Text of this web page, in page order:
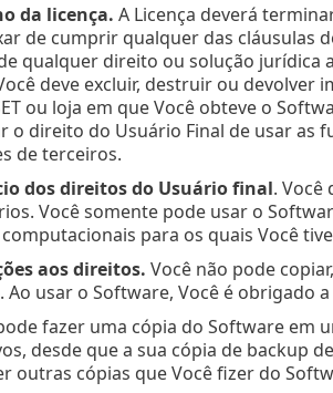
da licença. A Licença deverá
de cumprir qualquer das cláusulas
qualquer direito ou solução jurídica
deve excluir, destruir ou devolver
ou loja em que Você obteve o
o direito do Usuário Final de usar as
de terceiros.
dos direitos do Usuário final. Você
Você somente pode usar o
para os quais Você
aos direitos. Você não pode
Ao usar o Software, Você é obrigado
fazer uma cópia do Software em
desde que a sua cópia de backup
outras cópias que Você fizer do